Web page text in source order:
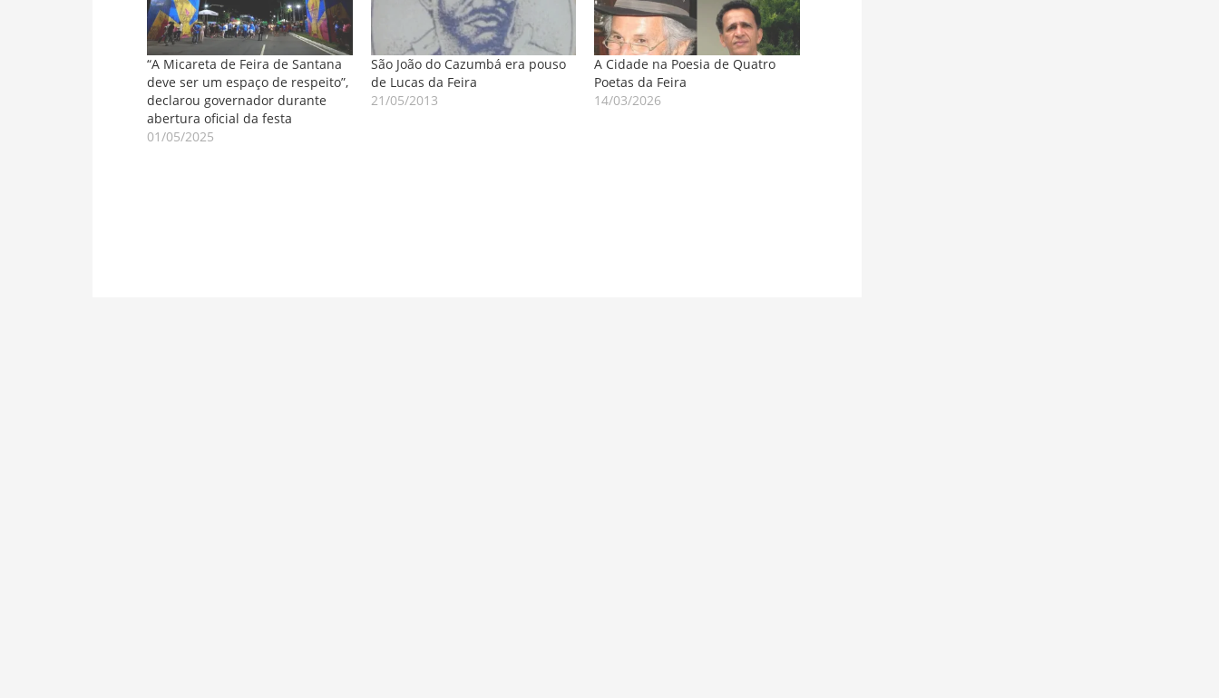
“A Micareta de Feira de Santana
deve ser um espaço de respeito”,
declarou governador durante
abertura oficial da festa
01/05/2025
São João do Cazumbá era pouso
de Lucas da Feira
21/05/2013
A Cidade na Poesia de Quatro
Poetas da Feira
14/03/2026